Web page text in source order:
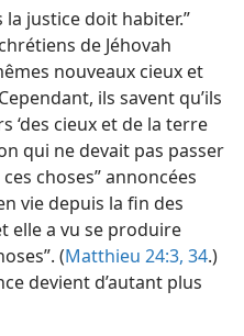
justice doit habiter.”
de Jéhovah
nouveaux cieux et
ils savent qu’ils
‘des cieux et de la terre
qui ne devait pas passer
choses” annoncées
vie depuis la fin des
elle a vu se produire
(Matthieu 24:3, 34.)
devient d’autant plus